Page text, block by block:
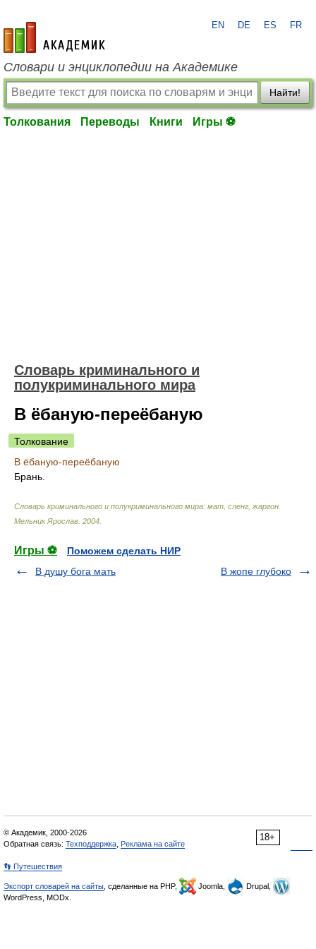
academic.ru
EN DE ES FR
Словари и энциклопедии на Академике
Найти!
Толкования Переводы Книги Игры ⚽
Словарь криминального и
полукриминального мира
В ёбаную-переёбаную
Толкование
В ёбаную-переёбаную
Брань.
Словарь криминального и полукриминального мира: мат, сленг, жаргон
Мельник Ярослав 2004
Игры ⚽
Поможем сделать НИР
В душу бога мать
В жопе глубоко
18+
© Академик, 2000-2026
Обратная связь: Техподдержка Реклама на сайте
👣 Путешествия
Экспорт словарей на сайты , сделанные на PHP, Joomla,
Drupal,
WordPress, MODx.